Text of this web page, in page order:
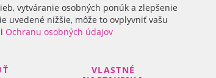
t
e
a
vytváranie osobných ponúk a zlepšenie
uvedené nižšie, môže to ovplyvniť vašu
Ochranu osobných údajov
VLASTNÉ